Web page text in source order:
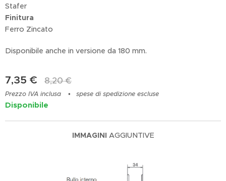
Stafer
Finitura
Ferro Zincato
Disponibile anche in versione da 180 mm.
7,35 € 8,20€
Prezzo IVA inclusa spese di spedizione escluse
Disponibile
IMMAGINI AGGIUNTIVE